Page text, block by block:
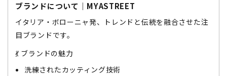
ブランドについて｜MYASTREET
イタリア・ボローニャ発、トレンドと伝統を融合させた注
目ブランドです。
💃 ブランドの魅力
洗練されたカッティング技術